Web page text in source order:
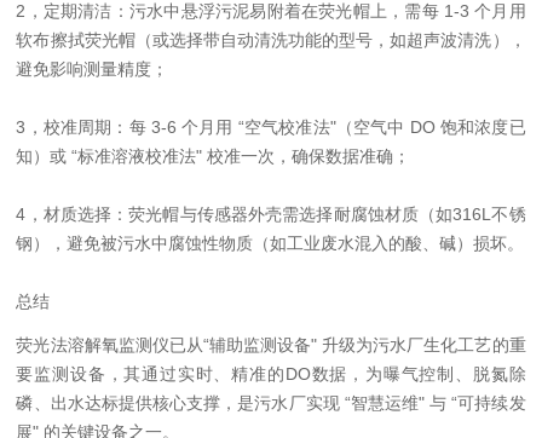
2，定期清洁：污水中悬浮污泥易附着在荧光帽上，需每 1-3 个月用
软布擦拭荧光帽（或选择带自动清洗功能的型号，如超声波清洗），
避免影响测量精度；
3，校准周期：每 3-6 个月用 “空气校准法"（空气中 DO 饱和浓度已
知）或 “标准溶液校准法" 校准一次，确保数据准确；
4，材质选择：荧光帽与传感器外壳需选择耐腐蚀材质（如316L不锈
钢），避免被污水中腐蚀性物质（如工业废水混入的酸、碱）损坏。
总结
荧光法溶解氧监测仪已从“辅助监测设备" 升级为污水厂生化工艺的重
要监测设备，其通过实时、精准的DO数据，为曝气控制、脱氮除
磷、出水达标提供核心支撑，是污水厂实现 “智慧运维" 与 “可持续发
展" 的关键设备之一。